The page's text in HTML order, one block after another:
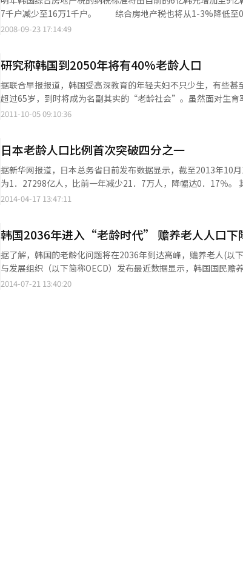
7千户减少至16万1千户。 综合房地产税也将从1-3%降低至0.5-1%，对60岁以上的“一户一宅”老龄用户将免
除10-30%的税额；对商业用房地产的纳税标准提升至目前的两倍，即
准也有所改动，即低于6亿韩元时为0.5%，6-12亿韩元为0.75%
元为1%，3-14亿韩元为1.5%，14-94以韩元为2%，94亿韩元以上为3%。 本次综合房地产税
定了针对老龄人口的减免税制度，减免税幅度为60-65岁为10%
房地产税减免优惠。不过，这一优惠政策是针对“一户一宅”的老龄用
综合房地产税调整方案，目前市值为15亿韩元的住宅（综合房地
党政还决定对商业用房地产的纳税额进行大幅下调，纳税标准由
产税率为0.75%，15-45亿韩元为1.5%，45亿韩元以上为2%。 同时，企划财政部还决定将综合房地产并入财产
税，并根据国际惯例，将综合房地产税转换为单一税制或累进税
2008-09-23 17:14:49
研究称韩国到2050年将有40%老龄人口
据联合早报报道，韩国受高深教育的年轻夫妇不只少生，有些
超过65岁，到时将成为名副其实的“老龄社会”。虽然面对生育
这问题上的演化速度却是快得惊人。在经济合作与发展组织发达
了100年。到了2050年，韩国有将近40%的人口是老人，比例
的债务去年占国内生产总值的约34%；企划财政部7月发表报告
涨，债务的比例将激增到138%。这将严重威胁韩国健全的财政
济增长模式带来严重的后果。韩国工商联合会的高级研究员李圣
上涨导致成本增加的双重威胁，形势“十分严峻”。韩国发展研
跌到1.7%。韩国目前还没有面对劳动力严重短缺的问题，经济
许多公司已开始作准备，迎接老龄化社会的到来。韩国生育率偏
度，推高了养育儿女的费用；以及妇女结婚生子，事业与家庭难
的一名30多岁女博士生表示，他只要和丈夫一起过着二人世界
2011-10-05 09:10:36
日本老龄人口比例首次突破四分之一
据新华网报道，日本总务省日前发布数据显示，截至2013年10
为1．27298亿人，比前一年减少21．7万人，降幅达0．17％。 其中，65岁及65岁以上老人增加110万人，达到
3190万人，首次突破人口总数的四分之一，达到25．1％。15岁
长期以来受老龄化和低出生率问题困扰。日本政府警告，如果按
接近40％，届时，社会劳动力将无法承担繁重的养老负担。 另外，日本政府虽然考虑引入外来劳动力的相应政策，
却受到公众的强烈抵制。
2014-04-17 13:47:11
韩国2036年进入“老龄时代” 赡养老人人口下
据了解，韩国的老龄化问题将在2036年到达高峰，赡养老人(以下为人均)的
与发展组织（以下简称OECD）发布最近数据显示，韩国国民赡
年的1.96人。赡养老人的生产人口下降也标志着韩国将进入老龄化时代。 韩国赡养老人的生产人口自
2014-07-21 13:40:20